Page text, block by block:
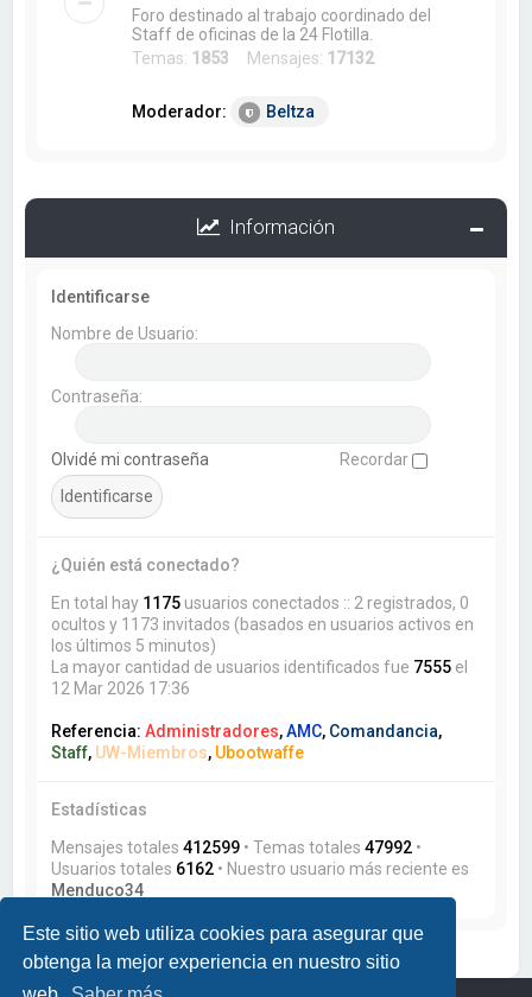
Este sitio web utiliza cookies para asegurar que
obtenga la mejor experiencia en nuestro sitio
Foro destinado al trabajo coordinado del
Staff de oficinas de la 24 Flotilla.
Temas: 1853 Mensajes: 17132
Moderador: Beltza
Información
Identificarse
Nombre de Usuario:
Contraseña:
Olvidé mi contraseña Recordar
¿Quién está conectado?
En total hay 1175 usuarios conectados :: 2 registrados, 0
ocultos y 1173 invitados (basados en usuarios activos en
los últimos 5 minutos)
La mayor cantidad de usuarios identificados fue 7555 el
12 Mar 2026 17:36
Referencia:Administradores,AMC, Comandancia,
Staff, UW-Miembros, Ubootwaffe
Estadísticas
Mensajes totales412599 • Temas totales47992 •
Usuarios totales 6162 • Nuestro usuario más reciente es
Menduco34